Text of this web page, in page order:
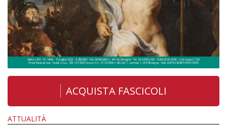
ACQUISTA FASCICOLI
ATTUALITÀ